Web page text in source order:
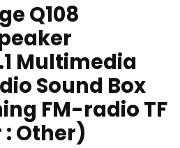
Q108
Multimedia
Sound Box
FM-radio TF
Other)